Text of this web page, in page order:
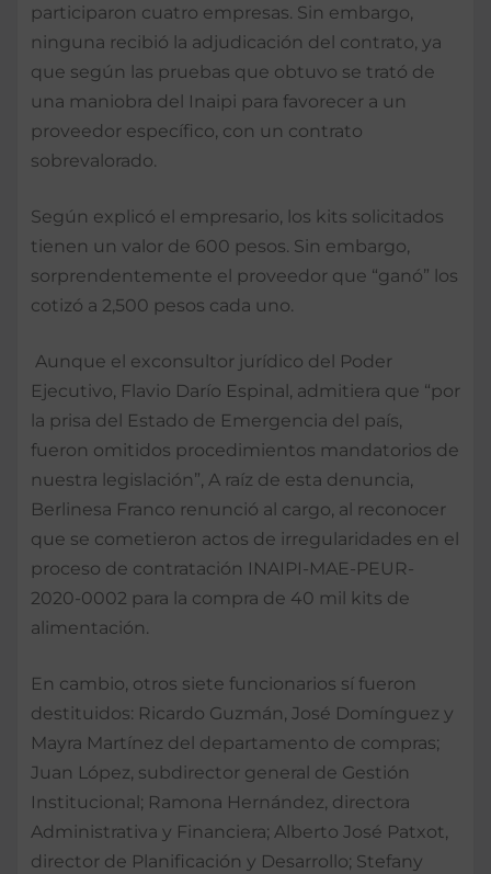
participaron cuatro empresas. Sin embargo,
ninguna recibió la adjudicación del contrato, ya
que según las pruebas que obtuvo se trató de
una maniobra del Inaipi para favorecer a un
proveedor específico, con un contrato
sobrevalorado.
Según explicó el empresario, los kits solicitados
tienen un valor de 600 pesos. Sin embargo,
sorprendentemente el proveedor que “ganó” los
cotizó a 2,500 pesos cada uno.
Aunque el exconsultor jurídico del Poder
Ejecutivo, Flavio Darío Espinal, admitiera que “por
la prisa del Estado de Emergencia del país,
fueron omitidos procedimientos mandatorios de
nuestra legislación”, A raíz de esta denuncia,
Berlinesa Franco renunció al cargo, al reconocer
que se cometieron actos de irregularidades en el
proceso de contratación INAIPI-MAE-PEUR-
2020-0002 para la compra de 40 mil kits de
alimentación.
En cambio, otros siete funcionarios sí fueron
destituidos: Ricardo Guzmán, José Domínguez y
Mayra Martínez del departamento de compras;
Juan López, subdirector general de Gestión
Institucional; Ramona Hernández, directora
Administrativa y Financiera; Alberto José Patxot,
director de Planificación y Desarrollo; Stefany